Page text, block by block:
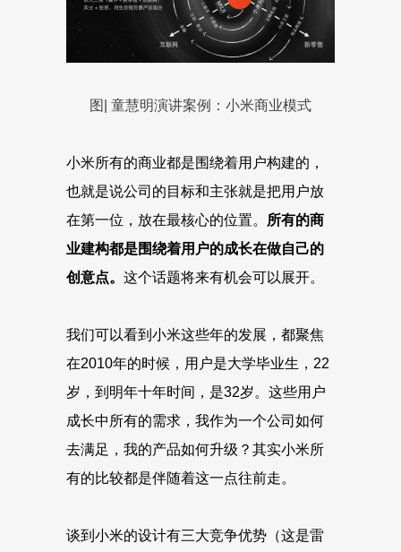
图| 童慧明演讲案例：小米商业模式
小米所有的商业都是围绕着用户构建的，
也就是说公司的目标和主张就是把用户放
在第一位，放在最核心的位置。 所有的商
业建构都是围绕着用户的成长在做自己的
创意点。 这个话题将来有机会可以展开。
我们可以看到小米这些年的发展，都聚焦
在2010年的时候，用户是大学毕业生，22
岁，到明年十年时间，是32岁。这些用户
成长中所有的需求，我作为一个公司如何
去满足，我的产品如何升级？其实小米所
有的比较都是伴随着这一点往前走。
谈到小米的设计有三大竞争优势（这是雷